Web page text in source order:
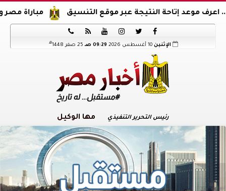
مباراة مصر والدنمارك.. النتيجة عبر موقع التنسيق






الإثنين 10 أغسطس 2026 09:29 صـ 25 صفر 1448 هـ
رئيس التحرير التنفيذي مها الوكيل